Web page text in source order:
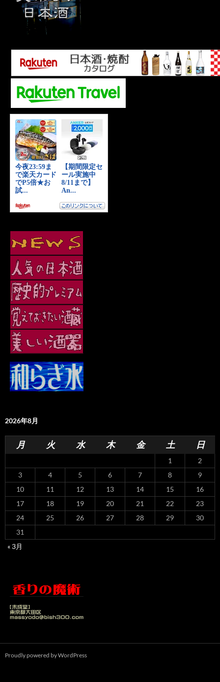
2026年8月
月 火 水 木 金 土 日
1
2
3
4 5 6 7 8
9
10
11 12 13 14 15
16
17
18 19 20 21 22
23
24
25 26 27 28 29
30
31
« 3月
Proudly powered by WordPress